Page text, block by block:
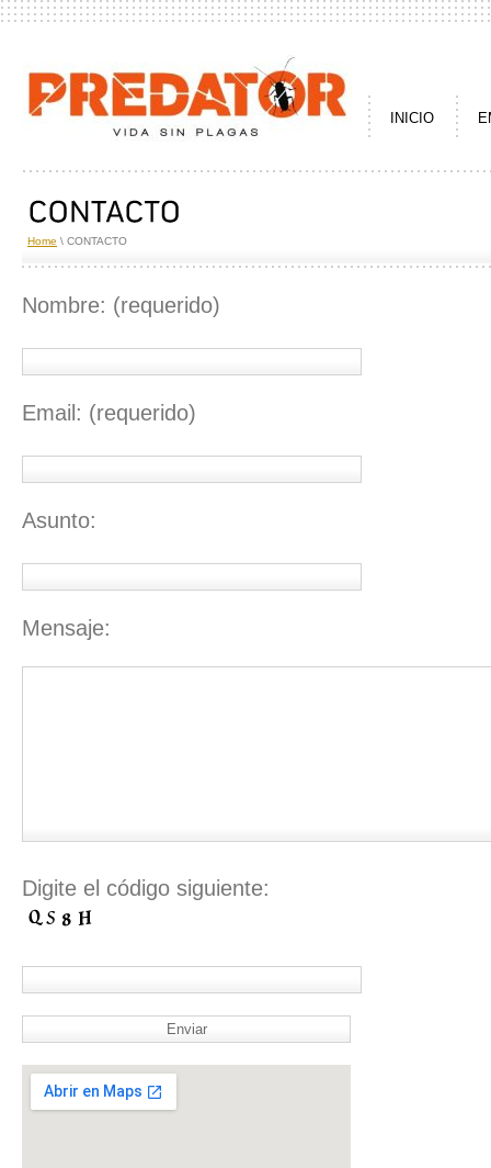
INICIO
Home \ CONTACTO
Nombre: (requerido)
Email: (requerido)
Asunto:
Mensaje:
Digite el código siguiente: